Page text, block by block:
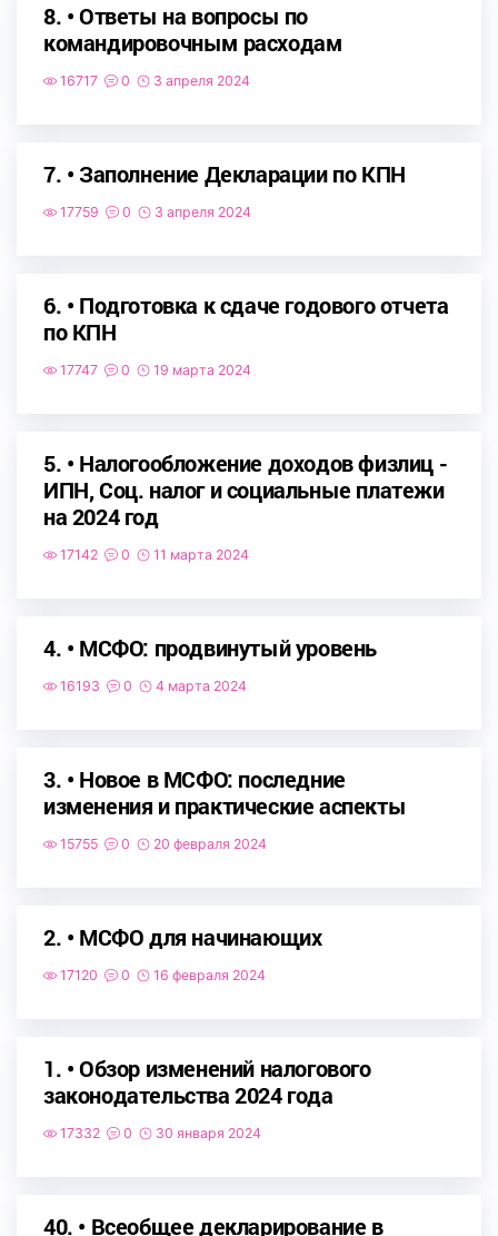
8. • Ответы на вопросы по
командировочным расходам
16717 0 3 апреля 2024
7. • Заполнение Декларации по КПН
17759 0 3 апреля 2024
6. • Подготовка к сдаче годового отчета
по КПН
17747 0 19 марта 2024
5. • Налогообложение доходов физлиц -
ИПН, Соц. налог и социальные платежи
на 2024 год
17142 0 11 марта 2024
4. • МСФО: продвинутый уровень
16193 0 4 марта 2024
3. • Новое в МСФО: последние
изменения и практические аспекты
15755 0 20 февраля 2024
2. • МСФО для начинающих
17120 0 16 февраля 2024
1. • Обзор изменений налогового
законодательства 2024 года
17332 0 30 января 2024
40. • Всеобщее декларирование в